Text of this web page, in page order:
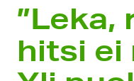
”Leka,
hitsi ei